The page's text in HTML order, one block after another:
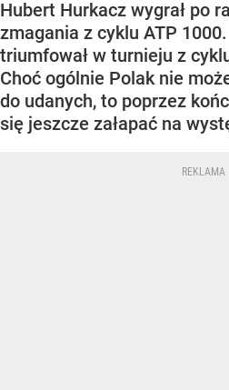
Hubert Hurkacz wygrał po
zmagania z cyklu ATP
triumfował w turnieju z
Choć ogólnie Polak nie
do udanych, to poprzez
się jeszcze załapać na